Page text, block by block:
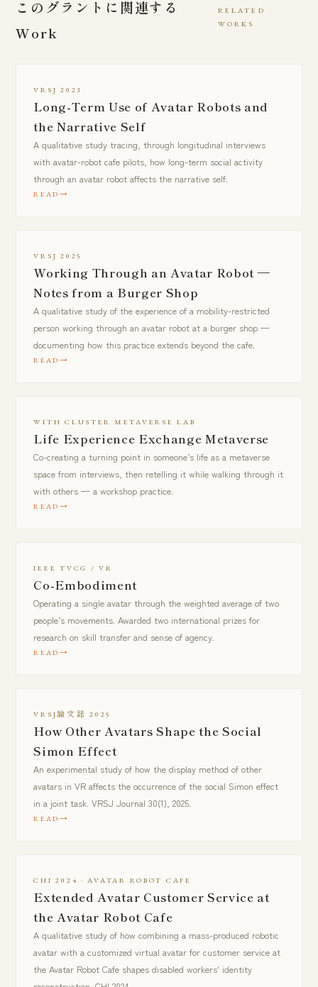
このグラントに関連する
Work
RELATED
WORKS
VRSJ 2023
Long-Term Use of Avatar Robots and
the Narrative Self
A qualitative study tracing, through longitudinal interviews
with avatar-robot cafe pilots, how long-term social activity
through an avatar robot affects the narrative self.
READ
VRSJ 2025
Working Through an Avatar Robot —
Notes from a Burger Shop
A qualitative study of the experience of a mobility-restricted
person working through an avatar robot at a burger shop —
documenting how this practice extends beyond the cafe.
READ
WITH CLUSTER METAVERSE LAB
Life Experience Exchange Metaverse
Co-creating a turning point in someone’s life as a metaverse
space from interviews, then retelling it while walking through it
with others — a workshop practice.
READ
IEEE TVCG / VR
Co-Embodiment
Operating a single avatar through the weighted average of two
people’s movements. Awarded two international prizes for
research on skill transfer and sense of agency.
READ
VRSJ論文誌 2025
How Other Avatars Shape the Social
Simon Effect
An experimental study of how the display method of other
avatars in VR affects the occurrence of the social Simon effect
in a joint task. VRSJ Journal 30(1), 2025.
READ
CHI 2024 · AVATAR ROBOT CAFE
Extended Avatar Customer Service at
the Avatar Robot Cafe
A qualitative study of how combining a mass-produced robotic
avatar with a customized virtual avatar for customer service at
the Avatar Robot Cafe shapes disabled workers' identity